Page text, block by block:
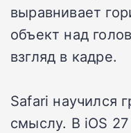
выравнивает
объект над
взгляд в кадре.
Safari научился
смыслу. В iOS